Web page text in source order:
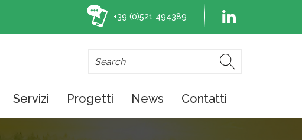
+39 (0)521 494389
Servizi Progetti News Contatti